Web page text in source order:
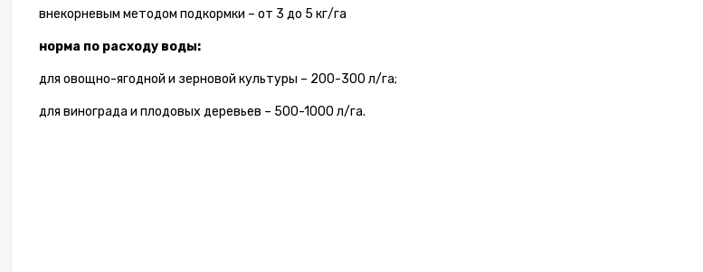
внекорневым методом подкормки – от 3 до 5 кг/га
норма по расходу воды:
для овощно-ягодной и зерновой культуры – 200-300 л/га;
для винограда и плодовых деревьев – 500-1000 л/га.